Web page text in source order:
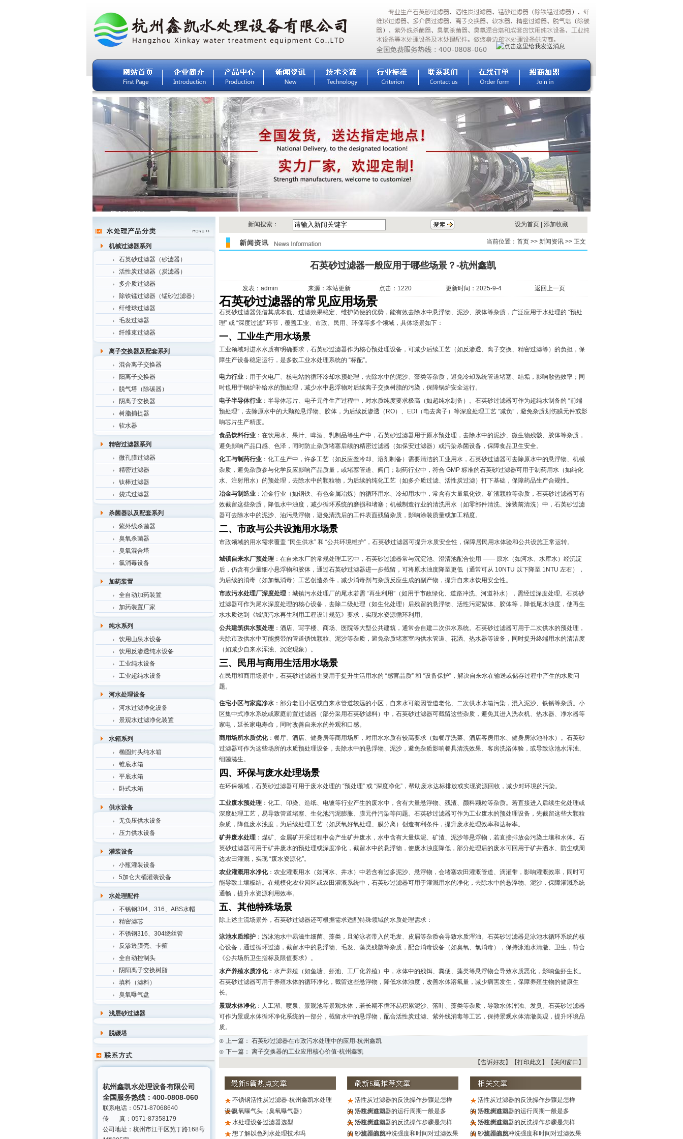
机械过滤器系列
石英砂过滤器（砂滤器）
活性炭过滤器（炭滤器）
多介质过滤器
除铁锰过滤器（锰砂过滤器）
纤维球过滤器
毛发过滤器
纤维束过滤器
离子交换器及配套系列
混合离子交换器
阳离子交换器
脱气塔（除碳器）
阴离子交换器
树脂捕捉器
软水器
精密过滤器系列
微孔膜过滤器
精密过滤器
钛棒过滤器
袋式过滤器
杀菌器以及配套系列
紫外线杀菌器
臭氧杀菌器
臭氧混合塔
氯消毒设备
加药装置
全自动加药装置
加药装置厂家
纯水系列
饮用山泉水设备
饮用反渗透纯水设备
工业纯水设备
工业超纯水设备
河水处理设备
河水过滤净化设备
景观水过滤净化装置
水箱系列
椭圆封头纯水箱
锥底水箱
平底水箱
卧式水箱
供水设备
无负压供水设备
压力供水设备
灌装设备
小瓶灌装设备
5加仑大桶灌装设备
水处理配件
不锈钢304、316、ABS水帽
精密滤芯
不锈钢316、304绕丝管
反渗透膜壳、卡箍
全自动控制头
阴阳离子交换树脂
填料（滤料）
臭氧曝气盘
浅层砂过滤器
脱碳塔
杭州鑫凯水处理设备有限公司
全国服务热线：400-0808-060
联系电话：0571-87068640
传 真：0571-87358179
公司地址：杭州市江干区笕丁路168号
新闻搜索： 设为首页 添加收藏
当前位置： 首页>> 新闻资讯>> 正文
石英砂过滤器一般应用于哪些场景？-杭州鑫凯
发表：admin 来源：本站更新 点击：1220 更新时间：2025-9-4 返回上一页
石英砂过滤器的常见应用场景
石英砂过滤器凭借其成本低、过滤效果稳定、维护简便的优势，能有效去除水中悬浮物、泥沙、胶体等杂质，广泛应用于水处理的 “预处
理” 或 “深度过滤” 环节，覆盖工业、市政、民用、环保等多个领域，具体场景如下：
一、工业生产用水场景
工业领域对进水水质有明确要求，石英砂过滤器作为核心预处理设备，可减少后续工艺（如反渗透、离子交换、精密过滤等）的负担，保
障生产设备稳定运行，是多数工业水处理系统的 “标配”。
电力行业：用于火电厂、核电站的循环冷却水预处理，去除水中的泥沙、藻类等杂质，避免冷却系统管道堵塞、结垢，影响散热效率；同
时也用于锅炉补给水的预处理，减少水中悬浮物对后续离子交换树脂的污染，保障锅炉安全运行。
电子半导体行业：半导体芯片、电子元件生产过程中，对水质纯度要求极高（如超纯水制备）。石英砂过滤器可作为超纯水制备的 “前端
预处理”，去除原水中的大颗粒悬浮物、胶体，为后续反渗透（RO）、EDI（电去离子）等深度处理工艺 “减负”，避免杂质划伤膜元件或影
响芯片生产精度。
食品饮料行业：在饮用水、果汁、啤酒、乳制品等生产中，石英砂过滤器用于原水预处理，去除水中的泥沙、微生物残骸、胶体等杂质，
避免影响产品口感、色泽，同时防止杂质堵塞后续的精密过滤器（如保安过滤器）或污染杀菌设备，保障食品卫生安全。
化工与制药行业：化工生产中，许多工艺（如反应釜冷却、溶剂制备）需要清洁的工业用水，石英砂过滤器可去除原水中的悬浮物、机械
杂质，避免杂质参与化学反应影响产品质量，或堵塞管道、阀门；制药行业中，符合 GMP 标准的石英砂过滤器可用于制药用水（如纯化
水、注射用水）的预处理，去除水中的颗粒物，为后续的纯化工艺（如多介质过滤、活性炭过滤）打下基础，保障药品生产合规性。
冶金与制造业：冶金行业（如钢铁、有色金属冶炼）的循环用水、冷却用水中，常含有大量氧化铁、矿渣颗粒等杂质，石英砂过滤器可有
效截留这些杂质，降低水中浊度，减少循环系统的磨损和堵塞；机械制造行业的清洗用水（如零部件清洗、涂装前清洗）中，石英砂过滤
器可去除水中的泥沙、油污悬浮物，避免清洗后的工件表面残留杂质，影响涂装质量或加工精度。
二、市政与公共设施用水场景
市政领域的用水需求覆盖 “民生供水” 和 “公共环境维护”，石英砂过滤器可提升水质安全性，保障居民用水体验和公共设施正常运转。
城镇自来水厂预处理：在自来水厂的常规处理工艺中，石英砂过滤器常与沉淀池、澄清池配合使用 —— 原水（如河水、水库水）经沉淀
后，仍含有少量细小悬浮物和胶体，通过石英砂过滤器进一步截留，可将原水浊度降至更低（通常可从 10NTU 以下降至 1NTU 左右），
为后续的消毒（如加氯消毒）工艺创造条件，减少消毒剂与杂质反应生成的副产物，提升自来水饮用安全性。
市政污水处理厂深度处理：城镇污水处理厂的尾水若需 “再生利用”（如用于市政绿化、道路冲洗、河道补水），需经过深度处理。石英砂
过滤器可作为尾水深度处理的核心设备，去除二级处理（如生化处理）后残留的悬浮物、活性污泥絮体、胶体等，降低尾水浊度，使再生
水水质达到《城镇污水再生利用工程设计规范》要求，实现水资源循环利用。
公共建筑供水预处理：酒店、写字楼、商场、医院等大型公共建筑，通常会自建二次供水系统。石英砂过滤器可用于二次供水的预处理，
去除市政供水中可能携带的管道锈蚀颗粒、泥沙等杂质，避免杂质堵塞室内供水管道、花洒、热水器等设备，同时提升终端用水的清洁度
（如减少自来水浑浊、沉淀现象）。
三、民用与商用生活用水场景
在民用和商用场景中，石英砂过滤器主要用于提升生活用水的 “感官品质” 和 “设备保护”，解决自来水在输送或储存过程中产生的水质问
题。
住宅小区与家庭净水：部分老旧小区或自来水管道较远的小区，自来水可能因管道老化、二次供水水箱污染，混入泥沙、铁锈等杂质。小
区集中式净水系统或家庭前置过滤器（部分采用石英砂滤料）中，石英砂过滤器可截留这些杂质，避免其进入洗衣机、热水器、净水器等
家电，延长家电寿命，同时改善自来水的外观和口感。
商用场所水质优化：餐厅、酒店、健身房等商用场所，对用水水质有较高要求（如餐厅洗菜、酒店客房用水、健身房泳池补水）。石英砂
过滤器可作为这些场所的水质预处理设备，去除水中的悬浮物、泥沙，避免杂质影响餐具清洗效果、客房洗浴体验，或导致泳池水浑浊、
细菌滋生。
四、环保与废水处理场景
在环保领域，石英砂过滤器可用于废水处理的 “预处理” 或 “深度净化”，帮助废水达标排放或实现资源回收，减少对环境的污染。
工业废水预处理：化工、印染、造纸、电镀等行业产生的废水中，含有大量悬浮物、残渣、颜料颗粒等杂质。若直接进入后续生化处理或
深度处理工艺，易导致管道堵塞、生化池污泥膨胀、膜元件污染等问题。石英砂过滤器可作为工业废水的预处理设备，先截留这些大颗粒
杂质，降低废水浊度，为后续处理工艺（如厌氧好氧处理、膜分离）创造有利条件，提升废水处理效率和达标率。
矿井废水处理：煤矿、金属矿开采过程中会产生矿井废水，水中含有大量煤泥、矿渣、泥沙等悬浮物，若直接排放会污染土壤和水体。石
英砂过滤器可用于矿井废水的预处理或深度净化，截留水中的悬浮物，使废水浊度降低，部分处理后的废水可回用于矿井洒水、防尘或周
边农田灌溉，实现 “废水资源化”。
农业灌溉用水净化：农业灌溉用水（如河水、井水）中若含有过多泥沙、悬浮物，会堵塞农田灌溉管道、滴灌带，影响灌溉效率，同时可
能导致土壤板结。在规模化农业园区或农田灌溉系统中，石英砂过滤器可用于灌溉用水的净化，去除水中的悬浮物、泥沙，保障灌溉系统
通畅，提升水资源利用效率。
五、其他特殊场景
除上述主流场景外，石英砂过滤器还可根据需求适配特殊领域的水质处理需求：
泳池水质维护：游泳池水中易滋生细菌、藻类，且游泳者带入的毛发、皮屑等杂质会导致水质浑浊。石英砂过滤器是泳池水循环系统的核
心设备，通过循环过滤，截留水中的悬浮物、毛发、藻类残骸等杂质，配合消毒设备（如臭氧、氯消毒），保持泳池水清澈、卫生，符合
《公共场所卫生指标及限值要求》。
水产养殖水质净化：水产养殖（如鱼塘、虾池、工厂化养殖）中，水体中的残饵、粪便、藻类等悬浮物会导致水质恶化，影响鱼虾生长。
石英砂过滤器可用于养殖水体的循环净化，截留这些悬浮物，降低水体浊度，改善水体溶氧量，减少病害发生，保障养殖生物的健康生
长。
景观水体净化：人工湖、喷泉、景观池等景观水体，若长期不循环易积累泥沙、落叶、藻类等杂质，导致水体浑浊、发臭。石英砂过滤器
可作为景观水体循环净化系统的一部分，截留水中的悬浮物，配合活性炭过滤、紫外线消毒等工艺，保持景观水体清澈美观，提升环境品
质。
⊙ 上一篇： 石英砂过滤器在市政污水处理中的应用-杭州鑫凯
⊙ 下一篇： 离子交换器的工业应用核心价值-杭州鑫凯
【告诉好友】
【打印此文】 【关闭窗口】
不锈钢活性炭过滤器-杭州鑫凯水处理
设备臭氧曝气头（臭氧曝气器）
水处理设备过滤器选型
想了解以色列水处理技术吗
活性炭过滤器的反洗操作步骤是怎样
的？-杭州鑫凯
活性炭过滤器的运行周期一般是多
久？-杭州鑫凯
活性炭过滤器的反洗操作步骤是怎样
的？-杭州鑫凯
砂滤器的反冲洗强度和时间对过滤效果
活性炭过滤器的反洗操作步骤是怎样
的？-杭州鑫凯
活性炭过滤器的运行周期一般是多
久？-杭州鑫凯
活性炭过滤器的反洗操作步骤是怎样
的？-杭州鑫凯
砂滤器的反冲洗强度和时间对过滤效果